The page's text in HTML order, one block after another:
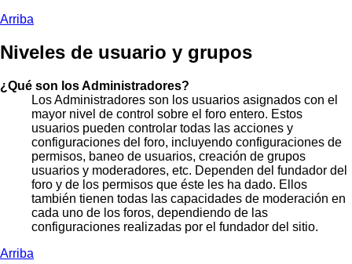
Arriba
Niveles de usuario y grupos
¿Qué son los Administradores?
Los Administradores son los usuarios asignados con el
mayor nivel de control sobre el foro entero. Estos
usuarios pueden controlar todas las acciones y
configuraciones del foro, incluyendo configuraciones de
permisos, baneo de usuarios, creación de grupos
usuarios y moderadores, etc. Dependen del fundador del
foro y de los permisos que éste les ha dado. Ellos
también tienen todas las capacidades de moderación en
cada uno de los foros, dependiendo de las
configuraciones realizadas por el fundador del sitio.
Arriba